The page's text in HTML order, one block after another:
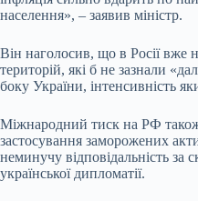
населення», – заявив міністр.
Він наголосив, що в Росії вже
територій, які б не зазнали
боку України, інтенсивність
Міжнародний тиск на РФ
застосування заморожених
неминучу відповідальність за
української дипломатії.